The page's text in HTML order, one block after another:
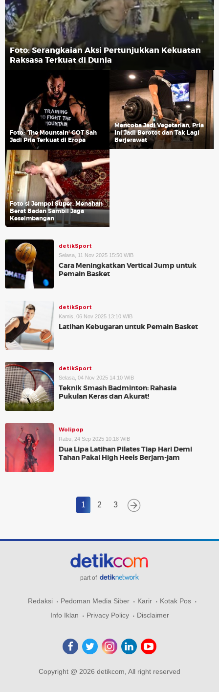
Foto: Serangkaian Aksi Pertunjukkan Kekuatan
Raksasa Terkuat di Dunia
Foto: 'The Mountain' GOT Sah
Jadi Pria Terkuat di Eropa
Mencoba Jadi Vegetarian, Pria
Ini Jadi Berotot dan Tak Lagi
Berjerawat
Foto si Jempol Super, Menahan
Berat Badan Sambil Jaga
Keseimbangan
detikSport
Selasa, 11 Nov 2025 15:50 WIB
Cara Meningkatkan Vertical Jump untuk
Pemain Basket
detikSport
Kamis, 06 Nov 2025 13:10 WIB
Latihan Kebugaran untuk Pemain Basket
detikSport
Selasa, 04 Nov 2025 14:10 WIB
Teknik Smash Badminton: Rahasia
Pukulan Keras dan Akurat!
Wolipop
Rabu, 24 Sep 2025 10:18 WIB
Dua Lipa Latihan Pilates Tiap Hari Demi
Tahan Pakai High Heels Berjam-jam
1 2 3
part of
Redaksi Pedoman Media Siber Karir
Kotak Pos
Info Iklan
Privacy Policy Disclaimer
Copyright @ 2026 detikcom, All right reserved